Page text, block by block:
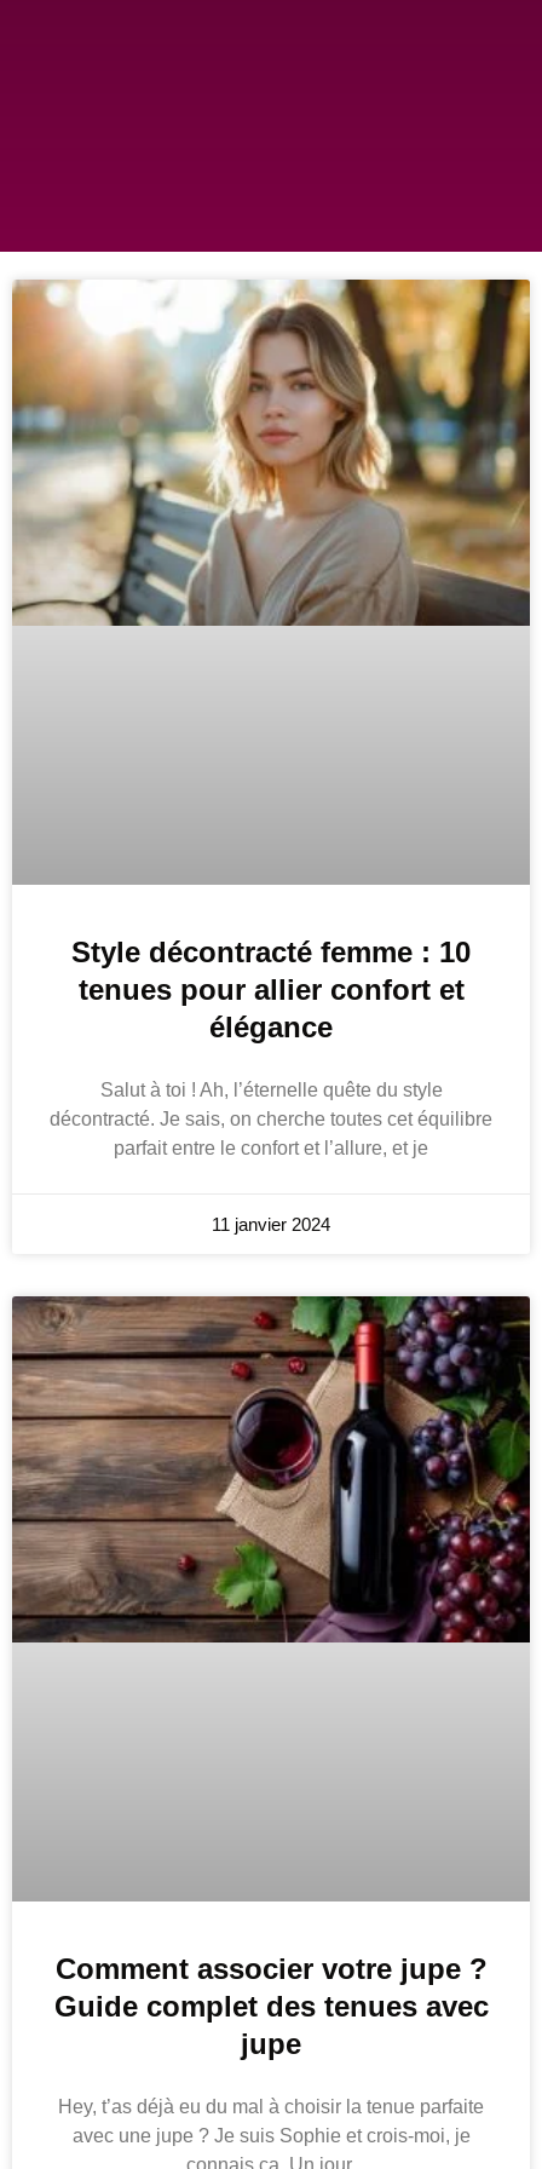
Style décontracté femme : 10
tenues pour allier confort et
élégance
Salut à toi ! Ah, l’éternelle quête du style
décontracté. Je sais, on cherche toutes cet équilibre
parfait entre le confort et l’allure, et je
11 janvier 2024
Comment associer votre jupe ?
Guide complet des tenues avec
jupe
Hey, t’as déjà eu du mal à choisir la tenue parfaite
avec une jupe ? Je suis Sophie et crois-moi, je
connais ça. Un jour,